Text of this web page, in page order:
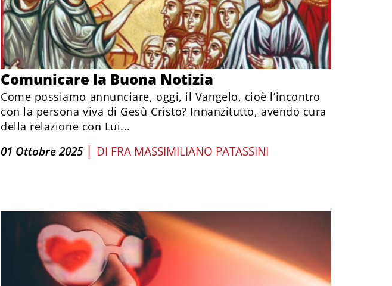
Comunicare la Buona Notizia
Come possiamo annunciare, oggi, il Vangelo, cioè l’incontro
con la persona viva di Gesù Cristo? Innanzitutto, avendo cura
della relazione con Lui...
01 Ottobre 2025 | DI FRA MASSIMILIANO PATASSINI